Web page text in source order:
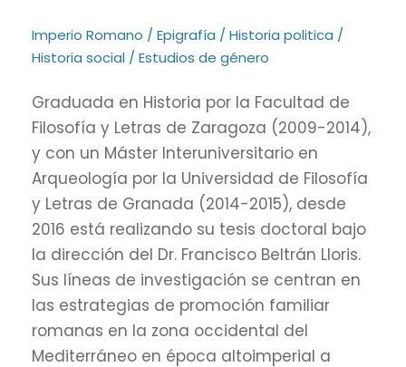
Imperio Romano / Epigrafía / Historia politica /
Historia social / Estudios de género
Graduada en Historia por la Facultad de
Filosofía y Letras de Zaragoza (2009-2014),
y con un Máster Interuniversitario en
Arqueología por la Universidad de Filosofía
y Letras de Granada (2014-2015), desde
2016 está realizando su tesis doctoral bajo
la dirección del Dr. Francisco Beltrán Lloris.
Sus líneas de investigación se centran en
las estrategias de promoción familiar
romanas en la zona occidental del
Mediterráneo en época altoimperial a